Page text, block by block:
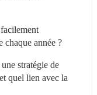
chaque année ?
stratégie de
quel lien avec la